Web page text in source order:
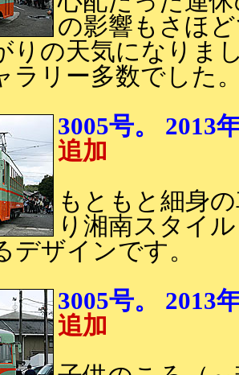
の影響もさほ
りの天気になりま
ラリー多数でした
3005号。
追加
もともと細身
り湘南スタイ
デザインです。
3005号。
追加